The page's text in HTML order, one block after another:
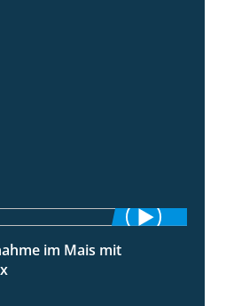
Mais!
im Mais mit